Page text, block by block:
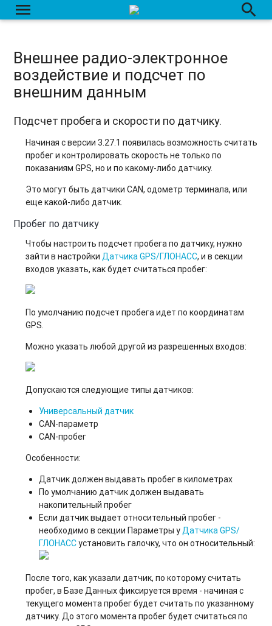
menu search
Внешнее радио-электронное
воздействие и подсчет по
внешним данным
Подсчет пробега и скорости по датчику.
Начиная с версии 3.27.1 появилась возможность считать
пробег и контролировать скорость не только по
показаниям GPS, но и по какому-либо датчику.
Это могут быть датчики CAN, одометр терминала, или
еще какой-либо датчик.
Пробег по датчику
Чтобы настроить подсчет пробега по датчику, нужно
зайти в настройкиДатчика GPS/ГЛОНАСС, и в секции
входов указать, как будет считаться пробег:
По умолчанию подсчет пробега идет по координатам
GPS.
Можно указать любой другой из разрешенных входов:
Допускаются следующие типы датчиков:
Универсальный датчик
CAN-параметр
CAN-пробег
Особенности:
Датчик должен выдавать пробег в километрах
По умолчанию датчик должен выдавать
накопительный пробег
Если датчик выдает относительный пробег -
необходимо в секции Параметры уДатчика GPS/
ГЛОНАССустановить галочку, что он относительный:
После того, как указали датчик, по которому считать
пробег, в Базе Данных фиксируется время - начиная с
текущего момента пробег будет считать по указанному
датчику. До этого момента пробег будет считаться по